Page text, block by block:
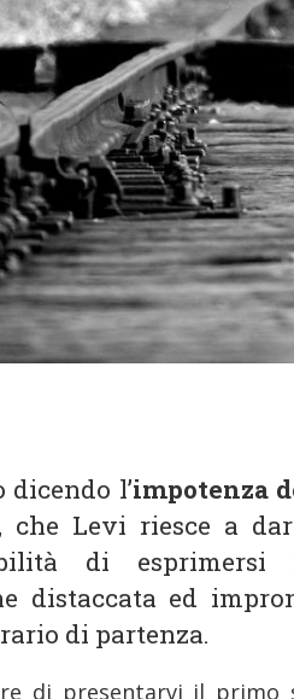
l’impotenza
che Levi riesce a
di
distaccata ed
di partenza.
di presentarvi il primo